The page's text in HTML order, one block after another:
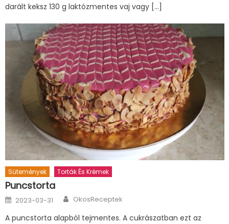
darált keksz 130 g laktózmentes vaj vagy […]
Sütemények Torták És Krémek
Puncstorta
Posted
on
2023-03-31 Author
OkosReceptek
A puncstorta alapból tejmentes. A cukrászatban ezt az